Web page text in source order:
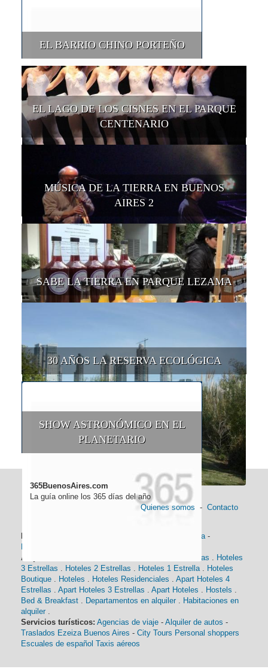
EL BARRIO CHINO PORTEÑO
EL LAGO DE LOS CISNES EN EL PARQUE
CENTENARIO
MÚSICA DE LA TIERRA EN BUENOS
AIRES 2
SABE LA TIERRA EN PARQUE LEZAMA
30 AÑOS LA RESERVA ECOLÓGICA
SHOW ASTRONÓMICO EN EL
PLANETARIO
365BuenosAires.com
La guía online los 365 días del año
Quienes somos - Contacto
Historia-
Alojamiento:
Hoteles 4 Estrellas . Hoteles
3 Estrellas . Hoteles 2 Estrellas . Hoteles 1 Estrella. Hoteles
Boutique . Hoteles . Hoteles Residenciales . Apart Hoteles 4
Estrellas . Apart Hoteles 3 Estrellas . Apart Hoteles . Hostels .
Bed & Breakfast . Departamentos en alquiler . Habitaciones en
alquiler .
Servicios turísticos: Agencias de viaje - Alquiler de autos -
Traslados Ezeiza Buenos Aires - City Tours Personal shoppers
Escuales de español Taxis aéreos